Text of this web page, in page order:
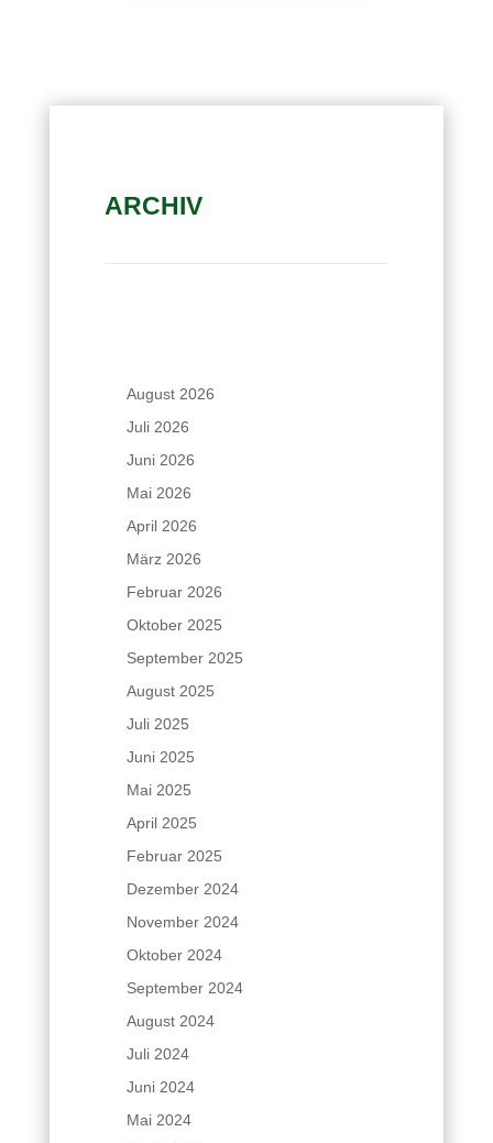
ARCHIV
August 2026
Juli 2026
Juni 2026
Mai 2026
April 2026
März 2026
Februar 2026
Oktober 2025
September 2025
August 2025
Juli 2025
Juni 2025
Mai 2025
April 2025
Februar 2025
Dezember 2024
November 2024
Oktober 2024
September 2024
August 2024
Juli 2024
Juni 2024
Mai 2024